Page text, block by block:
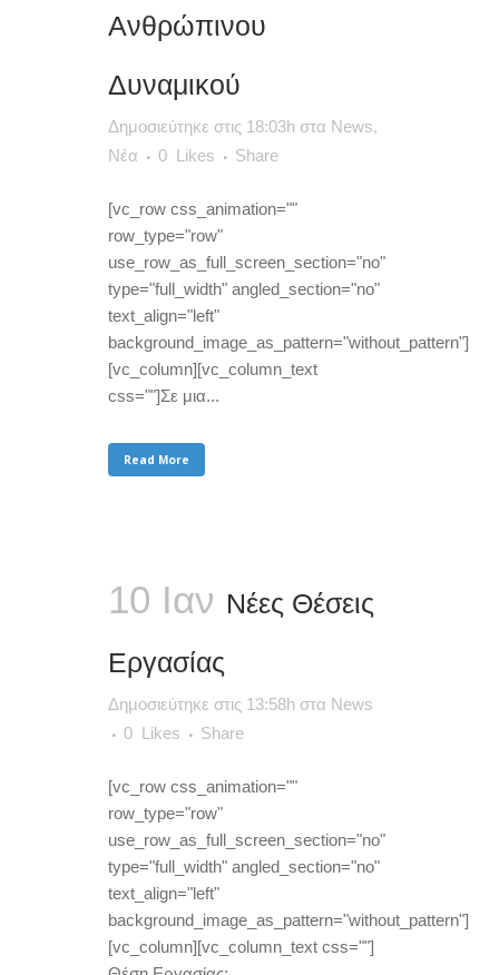
Ανθρώπινου
Δυναμικού
Δημοσιεύτηκε στις 18:03h στα News,
Νέα
0 Likes Share
[vc_row css_animation=""
row_type="row"
use_row_as_full_screen_section="no"
type="full_width" angled_section="no"
text_align="left"
background_image_as_pattern="without_pattern"]
[vc_column][vc_column_text
css=""]Σε μια...
Read More
10 Ιαν Νέες Θέσεις
Εργασίας
Δημοσιεύτηκε στις 13:58h στα News
0 Likes Share
[vc_row css_animation=""
row_type="row"
use_row_as_full_screen_section="no"
type="full_width" angled_section="no"
text_align="left"
background_image_as_pattern="without_pattern"]
[vc_column][vc_column_text css=""]